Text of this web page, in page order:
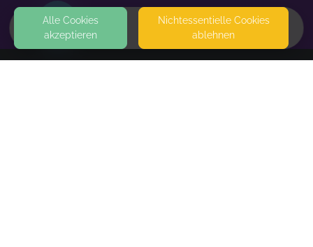
HOME
Alle Cookies
akzeptieren
Nicht­essentielle Cookies
ablehnen